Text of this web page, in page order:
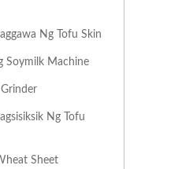
Ng Tofu Skin
Soymilk Machine
Ng Tofu
Sheet